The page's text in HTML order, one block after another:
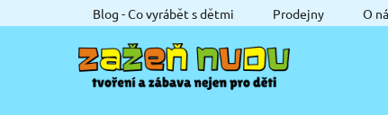
na
Blog - Co vyrábět s dětmi Prodejny O